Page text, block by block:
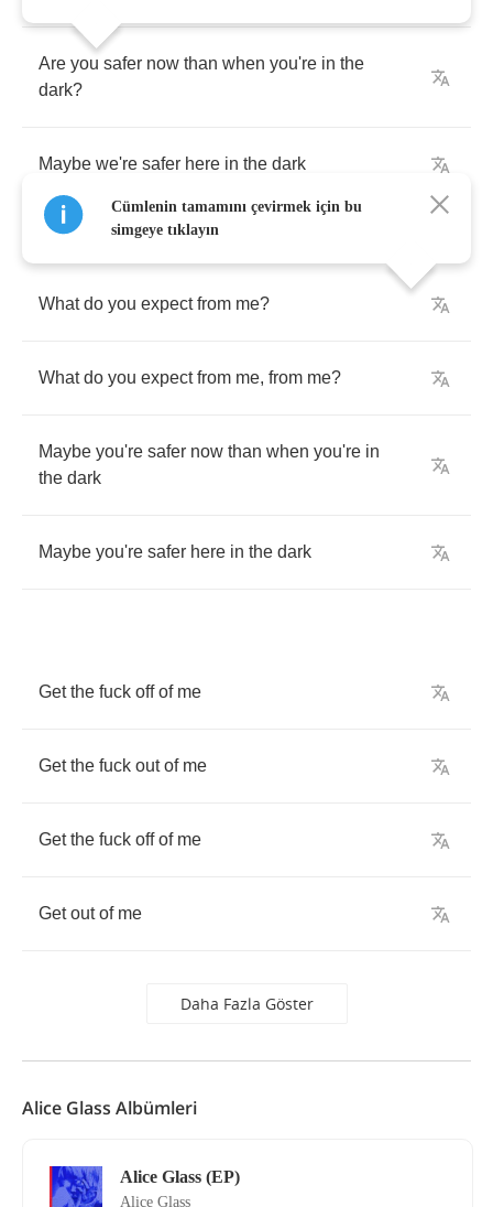
Are you safer now than when you're in the
dark?
Maybe we're safer here in the dark
What do you expect from me?
What do you expect from me, from me?
Maybe you're safer now than when you're in
the dark
Maybe you're safer here in the dark
Get the fuck off of me
Get the fuck out of me
Get the fuck off of me
Get out of me
Daha Fazla Göster
Cümlenin tamamını çevirmek için bu
simgeye tıklayın
Alice Glass Albümleri
Alice Glass (EP)
Alice Glass